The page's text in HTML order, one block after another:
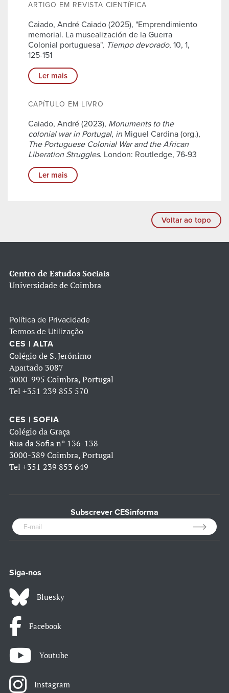
ARTIGO EM REVISTA CIENTÍFICA
Caiado, André Caiado (2025), "Emprendimiento
memorial. La musealización de la Guerra
Colonial portuguesa", Tiempo devorado, 10, 1,
125-151
Ler mais
CAPÍTULO EM LIVRO
Caiado, André (2023), Monuments to the
colonial war in Portugal, in Miguel Cardina (org.),
The Portuguese Colonial War and the African
Liberation Struggles. London: Routledge, 76-93
Ler mais
Voltar ao topo
Centro de Estudos Sociais
Universidade de Coimbra
Política de Privacidade
Termos de Utilização
CES | ALTA
Colégio de S. Jerónimo
Apartado 3087
3000-995 Coimbra, Portugal
Tel +351 239 855 570
CES | SOFIA
Colégio da Graça
Rua da Sofia nº 136-138
3000-389 Coimbra, Portugal
Tel +351 239 853 649
Subscrever CESinforma
Siga-nos
Bluesky
Facebook
Youtube
Instagram